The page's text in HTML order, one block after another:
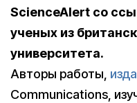
ScienceAlert со
ученых из
университета.
Авторы работы,
Communications,